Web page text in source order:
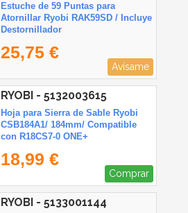
Estuche de 59 Puntas para
Atornillar Ryobi RAK59SD / Incluye
Destornillador
25,75 €
Avísame
RYOBI - 5132003615
Hoja para Sierra de Sable Ryobi
CSB184A1/ 184mm/ Compatible
con R18CS7-0 ONE+
18,99 €
Comprar
RYOBI - 5133001144